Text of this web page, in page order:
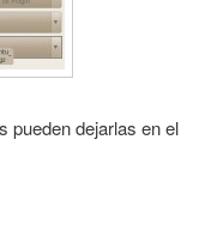
pueden dejarlas en el